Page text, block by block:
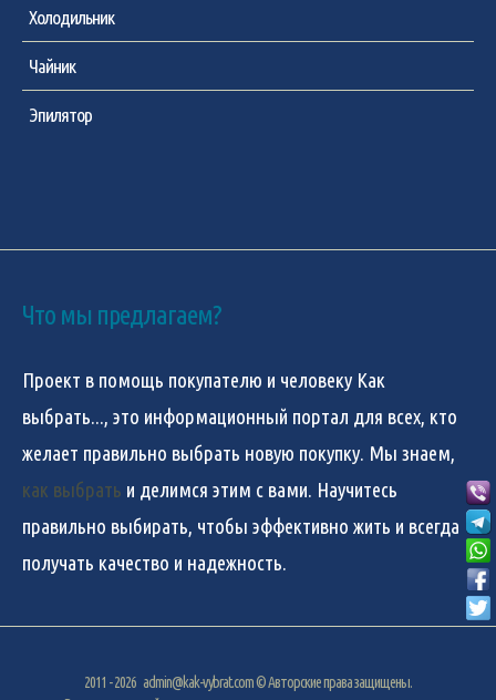
Холодильник
Чайник
Эпилятор
Что мы предлагаем?
Проект в помощь покупателю и человеку Как
выбрать..., это информационный портал для всех, кто
желает правильно выбрать новую покупку. Мы знаем,
как выбрать и делимся этим с вами. Научитесь
правильно выбирать, чтобы эффективно жить и всегда
получать качество и надежность.
2011 - 2026 admin@kak-vybrat.com© Авторские права защищены.